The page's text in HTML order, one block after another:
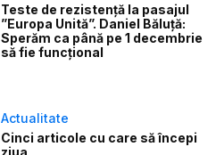
Teste de rezistență la pasajul
”Europa Unită”. Daniel Băluță:
Sperăm ca până pe 1 decembrie
să fie funcțional
Actualitate
Cinci articole cu care să începi
ziua